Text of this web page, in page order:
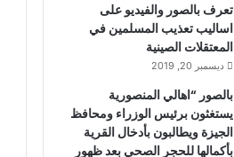
تعرف بالصور والفيديو على
اساليب تعذيب المسلمين في
المعتقلات الصينية
ديسمبر 20, 2019
بالصور “اهالي المنصورية
يستغثون برئيس الوزراء ومحافظ
الجيزة ويطالبون بأدخال القرية
بأكمالها للحجر الصحي بعد ظهور